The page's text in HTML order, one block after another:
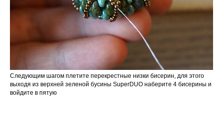
Следующим шагом плетите перекрестные низки бисерин, для этого
выходя из верхней зеленой бусины SuperDUO наберите 4 бисерины и
войдите в пятую